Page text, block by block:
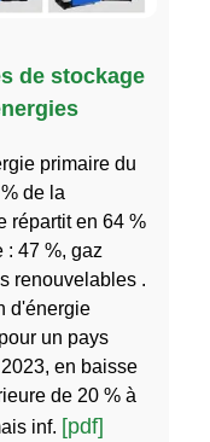
de stockage
primaire du
de la
répartit en 64 %
: 47 %, gaz
renouvelables .
d'énergie
un pays
en baisse
de 20 % à
inf. [pdf]